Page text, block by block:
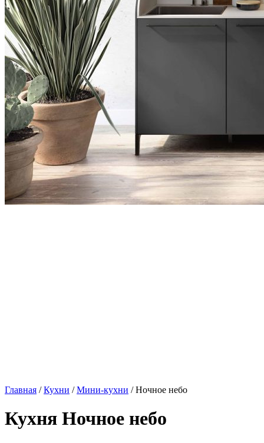
Главная /Кухни /Мини-кухни / Ночное небо
Кухня Ночное небо